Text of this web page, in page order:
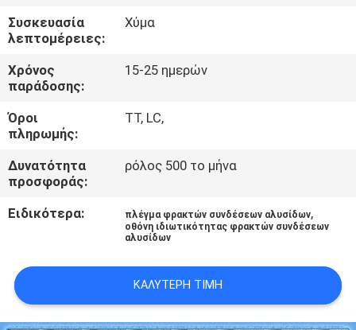
ΣΕ
ΕΠΑΦΉ
ΜΕ
ΖΗΤΉΣΤΕ
ΈΝΑ
ΑΠΌΣΠΑΣΜΑ
PRIVACY
POLICY
Συσκευασία
λεπτομέρειες:
Χύμα
Χρόνος
παράδοσης:
15-25 ημερών
Όροι
πληρωμής:
TT, LC,
Δυνατότητα
προσφοράς:
ρόλος 500 το μήνα
Ειδικότερα: πλέγμα φρακτών συνδέσεων αλυσίδων,
οθόνη ιδιωτικότητας φρακτών συνδέσεων
αλυσίδων
ΚΑΛΎΤΕΡΗ ΤΙΜΉ